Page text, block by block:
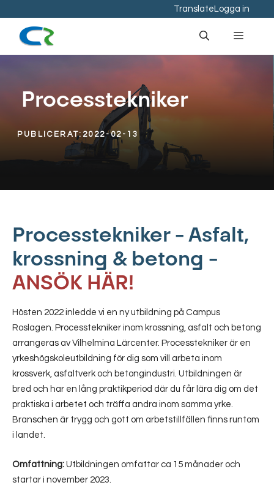
innehåll
Translate Logga in
Meny
Processtekniker
PUBLICERAT: 2022-02-13
Processtekniker – Asfalt,
krossning & betong –
ANSÖK HÄR!
Hösten 2022 inledde vi en ny utbildning på Campus
Roslagen. Processtekniker inom krossning, asfalt och betong
arrangeras av Vilhelmina Lärcenter. Processtekniker är en
yrkeshögskoleutbildning för dig som vill arbeta inom
krossverk, asfaltverk och betongindustri. Utbildningen är
bred och har en lång praktikperiod där du får lära dig om det
praktiska i arbetet och träffa andra inom samma yrke.
Branschen är trygg och gott om arbetstillfällen finns runtom
i landet.
Omfattning: Utbildningen omfattar ca 15 månader och
startar i november 2023.